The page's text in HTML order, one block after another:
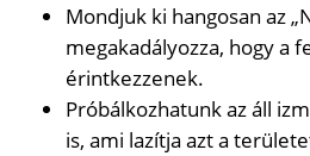
Mondjuk ki hangosan az
megakadályozza, hogy a
érintkezzenek.
Próbálkozhatunk az áll
is, ami lazítja azt a